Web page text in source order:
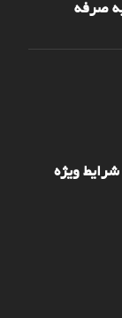
صرفه
ویژه